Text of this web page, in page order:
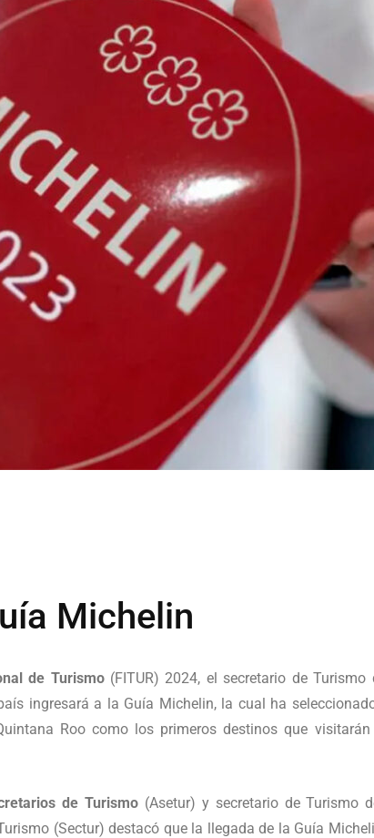
Michelin
de Turismo(FITUR) 2024, el secretario de Turismo
ingresará a la Guía Michelin, la cual ha
Roo como los primeros destinos que
de Turismo (Asetur) y secretario de Turismo
(Sectur) destacó que la llegada de la Guía